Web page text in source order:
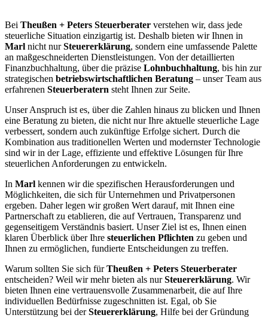
Bei Theußen + Peters Steuerberater verstehen wir, dass jede
steuerliche Situation einzigartig ist. Deshalb bieten wir Ihnen in
Marl nicht nurSteuererklärung, sondern eine umfassende Palette
an maßgeschneiderten Dienstleistungen. Von der detaillierten
Finanzbuchhaltung, über die präzise Lohnbuchhaltung, bis hin zur
strategischen betriebswirtschaftlichen Beratung – unser Team aus
erfahrenen Steuerberatern steht Ihnen zur Seite.
Unser Anspruch ist es, über die Zahlen hinaus zu blicken und Ihnen
eine Beratung zu bieten, die nicht nur Ihre aktuelle steuerliche Lage
verbessert, sondern auch zukünftige Erfolge sichert. Durch die
Kombination aus traditionellen Werten und modernster Technologie
sind wir in der Lage, effiziente und effektive Lösungen für Ihre
steuerlichen Anforderungen zu entwickeln.
In Marl kennen wir die spezifischen Herausforderungen und
Möglichkeiten, die sich für Unternehmen und Privatpersonen
ergeben. Daher legen wir großen Wert darauf, mit Ihnen eine
Partnerschaft zu etablieren, die auf Vertrauen, Transparenz und
gegenseitigem Verständnis basiert. Unser Ziel ist es, Ihnen einen
klaren Überblick über Ihre steuerlichen Pflichten zu geben und
Ihnen zu ermöglichen, fundierte Entscheidungen zu treffen.
Warum sollten Sie sich fürTheußen + Peters Steuerberater
entscheiden? Weil wir mehr bieten als nurSteuererklärung. Wir
bieten Ihnen eine vertrauensvolle Zusammenarbeit, die auf Ihre
individuellen Bedürfnisse zugeschnitten ist. Egal, ob Sie
Unterstützung bei derSteuererklärung, Hilfe bei der Gründung